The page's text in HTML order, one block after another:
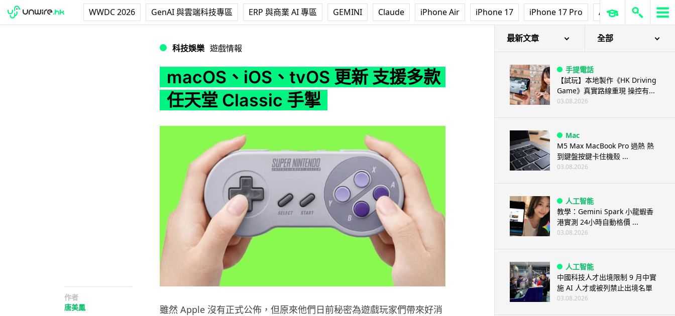
WWDC 2026 GenAI 與雲端科技專區 ERP 與商業 AI 專區 GEMINI Claude iPhone Air iPhone 17 iPhone 17 Pro AirPods Pro 3
科技娛樂 遊戲情報
macOS、iOS、tvOS 更新 支援多款
任天堂 Classic 手掣
作者
唐美鳳
雖然 Apple 沒有正式公佈，但原來他們日前秘密為遊戲玩家們帶來好消
最新文章 全部
手提電話
【試玩】本地製作《HK Driving
Game》真實路線重現 操控有...
03.08.2026
Mac
M5 Max MacBook Pro 過熱 熱
到鍵盤按鍵卡住機殼 ...
03.08.2026
人工智能
教學：Gemini Spark 小龍蝦香
港實測 24小時自動格價 ...
03.08.2026
人工智能
中國科技人才出境限制 9 月中實
施 AI 人才或被列禁止出境名單
03.08.2026